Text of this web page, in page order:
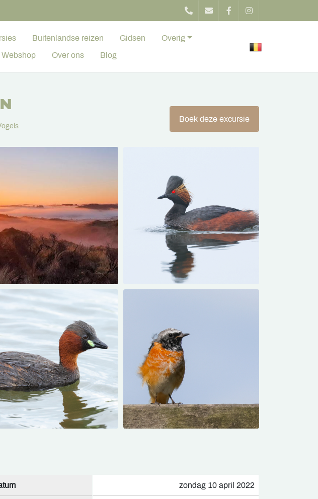
Buitenlandse reizen Gidsen Overig
Webshop Over ons Blog
Boek deze excursie
zondag 10 april 2022